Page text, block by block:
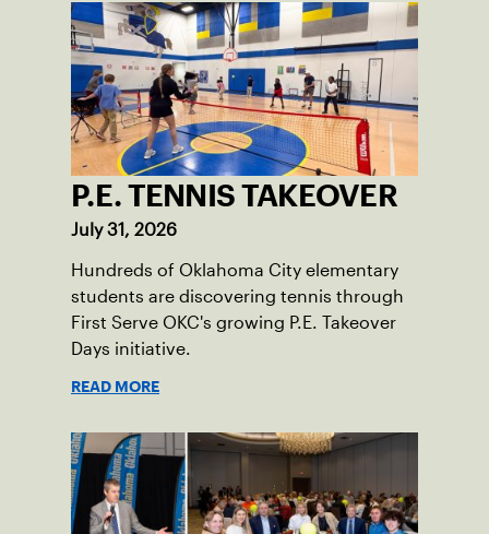
P.E. TENNIS TAKEOVER
July 31, 2026
Hundreds of Oklahoma City elementary
students are discovering tennis through
First Serve OKC's growing P.E. Takeover
Days initiative.
READ MORE